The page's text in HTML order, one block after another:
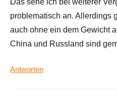
Das sehe ich bei weiterer
problematisch an. Allerdings
auch ohne ein dem Gewicht
China und Russland sind
Antworten